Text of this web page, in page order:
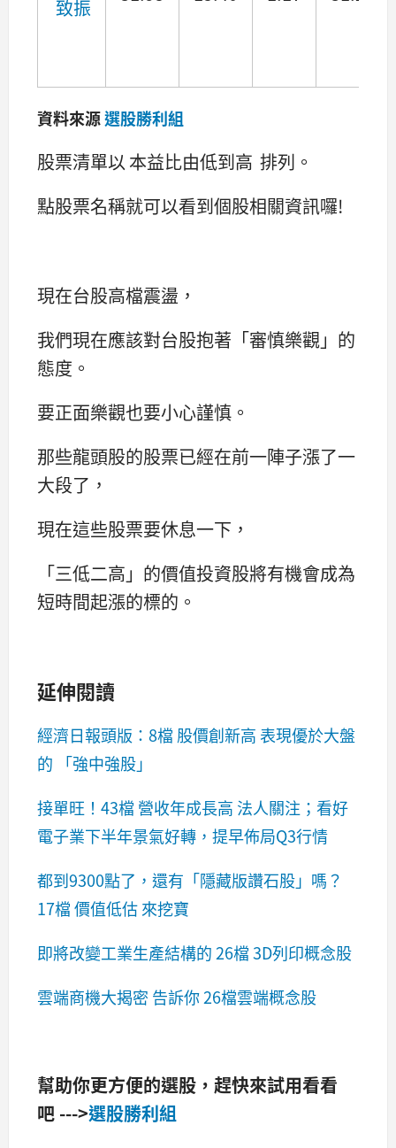
致振
資料來源選股勝利組
股票清單以 本益比由低到高 排列。
點股票名稱就可以看到個股相關資訊囉!
現在台股高檔震盪，
我們現在應該對台股抱著「審慎樂觀」的
態度。
要正面樂觀也要小心謹慎。
那些龍頭股的股票已經在前一陣子漲了一
大段了，
現在這些股票要休息一下，
「三低二高」的價值投資股將有機會成為
短時間起漲的標的。
延伸閱讀
經濟日報頭版：8檔 股價創新高 表現優於大盤
的 「強中強股」
接單旺！43檔 營收年成長高 法人關注；看好
電子業下半年景氣好轉，提早佈局Q3行情
都到9300點了，還有「隱藏版讚石股」嗎？
17檔 價值低估 來挖寶
即將改變工業生產結構的 26檔 3D列印概念股
雲端商機大揭密 告訴你 26檔雲端概念股
幫助你更方便的選股，趕快來試用看看
吧 --->選股勝利組